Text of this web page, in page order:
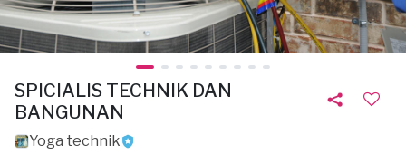
SPICIALIS TECHNIK DAN
BANGUNAN
Yoga technik